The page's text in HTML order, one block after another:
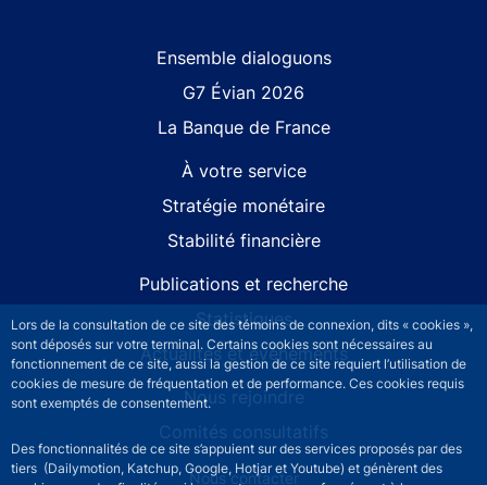
Lors de la consultation de ce site des témoins de connexion, dits « cookies »,
sont déposés sur votre terminal. Certains cookies sont nécessaires au
fonctionnement de ce site, aussi la gestion de ce site requiert l’utilisation de
cookies de mesure de fréquentation et de performance. Ces cookies requis
sont exemptés de consentement.
Des fonctionnalités de ce site s’appuient sur des services proposés par des
tiers (Dailymotion, Katchup, Google, Hotjar et Youtube) et génèrent des
Ensemble dialoguons
G7 Évian 2026
La Banque de France
À votre service
Stratégie monétaire
Stabilité financière
Publications et recherche
Statistiques
Actualités et événements
Nous rejoindre
Comités consultatifs
Footer secondary menuNous contacter